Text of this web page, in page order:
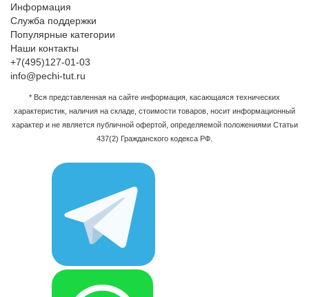
Информация
Служба поддержки
Популярные категории
Наши контакты
+7(495)127-01-03
info@pechi-tut.ru
* Вся представленная на сайте информация, касающаяся технических
характеристик, наличия на складе, стоимости товаров, носит информационный
характер и не является публичной офертой, определяемой положениями Статьи
437(2) Гражданского кодекса РФ.